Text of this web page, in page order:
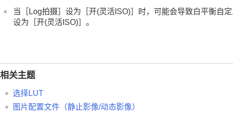
显示LUT
快门设置
当 ［Log拍摄］设为 ［开(灵活ISO)］ 时，可能会导致白平衡自
设为 ［开(灵活ISO)］。
相关主题
选择LUT
图片配置文件 （静止影像/动态影像）